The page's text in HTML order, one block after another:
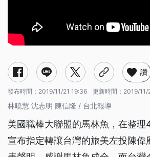
讚
發布時間： 2019/11/21 19:36 更新時間： 2019/11/
林曉慧 沈志明 陳信隆 / 台北報導
美國職棒大聯盟的馬林魚，在整理
宣布指定轉讓台灣的旅美左投陳偉